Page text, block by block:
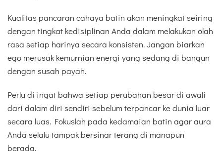
Kualitas pancaran cahaya batin akan meningkat seiring
dengan tingkat kedisiplinan Anda dalam melakukan olah
rasa setiap harinya secara konsisten. Jangan biarkan
ego merusak kemurnian energi yang sedang di bangun
dengan susah payah.
Perlu di ingat bahwa setiap perubahan besar di awali
dari dalam diri sendiri sebelum terpancar ke dunia luar
secara luas. Fokuslah pada kedamaian batin agar aura
Anda selalu tampak bersinar terang di manapun
berada.